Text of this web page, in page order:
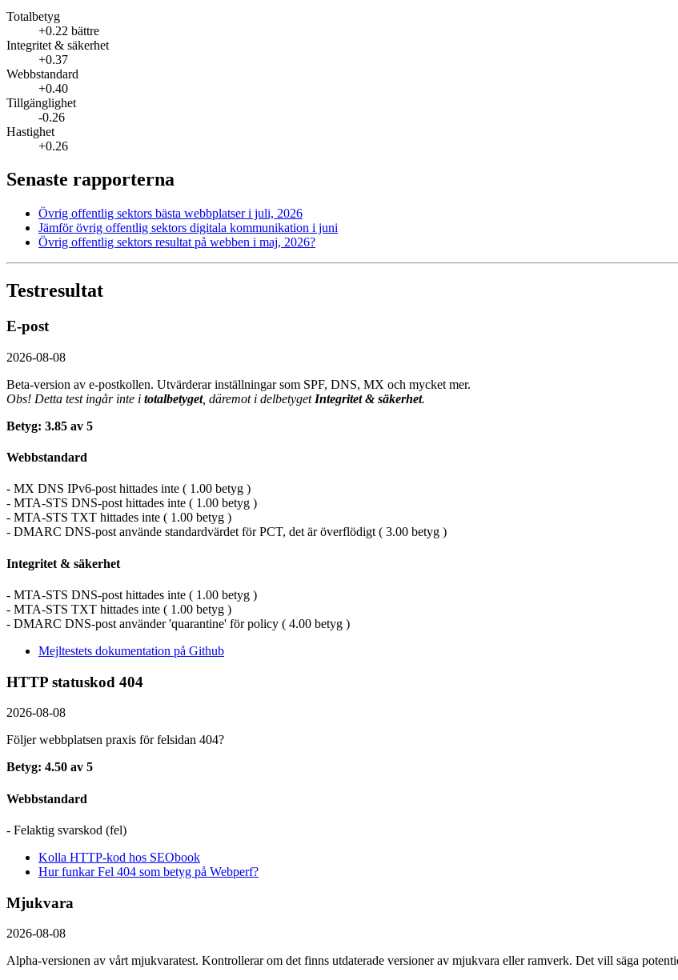
Totalbetyg
+0.22 bättre
Integritet & säkerhet
+0.37
Webbstandard
+0.40
Tillgänglighet
-0.26
Hastighet
+0.26
Senaste rapporterna
Övrig offentlig sektors bästa webbplatser i juli, 2026
Jämför övrig offentlig sektors digitala kommunikation i juni
Övrig offentlig sektors resultat på webben i maj, 2026?
Testresultat
E-post
2026-08-08
Beta-version av e-postkollen. Utvärderar inställningar som SPF, DNS, MX och mycket mer.
Obs! Detta test ingår inte i totalbetyget, däremot i delbetyget Integritet & säkerhet.
Betyg: 3.85 av 5
Webbstandard
- MX DNS IPv6-post hittades inte ( 1.00 betyg )
- MTA-STS DNS-post hittades inte ( 1.00 betyg )
- MTA-STS TXT hittades inte ( 1.00 betyg )
- DMARC DNS-post använde standardvärdet för PCT, det är överflödigt ( 3.00 betyg )
Integritet & säkerhet
- MTA-STS DNS-post hittades inte ( 1.00 betyg )
- MTA-STS TXT hittades inte ( 1.00 betyg )
- DMARC DNS-post använder 'quarantine' för policy ( 4.00 betyg )
Mejltestets dokumentation på Github
HTTP statuskod 404
2026-08-08
Följer webbplatsen praxis för felsidan 404?
Betyg: 4.50 av 5
Webbstandard
- Felaktig svarskod (fel)
Kolla HTTP-kod hos SEObook
Hur funkar Fel 404 som betyg på Webperf?
Mjukvara
2026-08-08
Alpha-versionen av vårt mjukvaratest. Kontrollerar om det finns utdaterade versioner av mjukvara eller ramverk. Det vill säga